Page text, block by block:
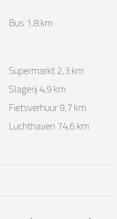
Bus 1,8 km
Supermarkt 2,3 km
Slagerij 4,9 km
Fietsverhuur 9,7 km
Luchthaven 74,6 km